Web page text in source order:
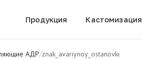
Продукция Кастомизация
АДР/znak_avariynoy_ostanovki